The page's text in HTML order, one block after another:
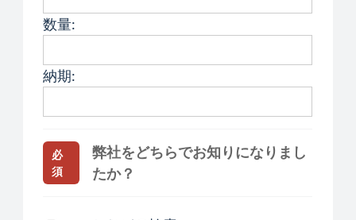
数量:
納期:
必
須
弊社をどちらでお知りになりまし
たか？